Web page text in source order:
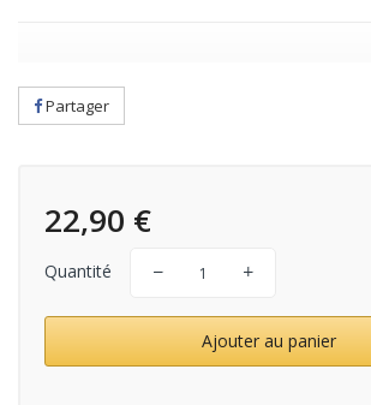
Partager
22,90 €
Quantité
Ajouter au panier